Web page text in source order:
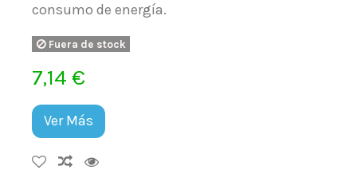
consumo de energía.
Fuera de stock
7,14 €
Ver Más